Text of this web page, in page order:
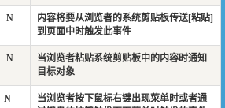
N
内容将要从浏览者的系统剪贴板传送[粘贴]
到页面中时触发此事件
N
当浏览者粘贴系统剪贴板中的内容时通知
目标对象
N
当浏览者按下鼠标右键出现菜单时或者通